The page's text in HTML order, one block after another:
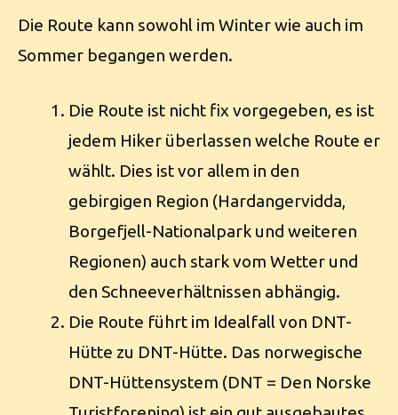
Die Route kann sowohl im Winter wie auch im
Sommer begangen werden.
Die Route ist nicht fix vorgegeben, es ist
jedem Hiker überlassen welche Route er
wählt. Dies ist vor allem in den
gebirgigen Region (Hardangervidda,
Borgefjell-Nationalpark und weiteren
Regionen) auch stark vom Wetter und
den Schneeverhältnissen abhängig.
Die Route führt im Idealfall von DNT-
Hütte zu DNT-Hütte. Das norwegische
DNT-Hüttensystem (DNT = Den Norske